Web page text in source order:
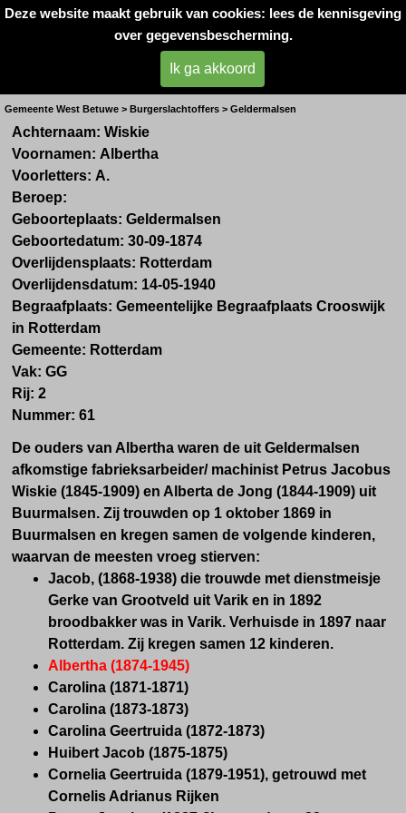
Deze website maakt gebruik van cookies: lees de kennisgeving
over gegevensbescherming.
Ik ga akkoord
Oorlogsslachtoffers
West- Betuwe
Gemeente West Betuwe > Burgerslachtoffers > Geldermalsen
Achternaam: Wiskie
Voornamen: Albertha
Voorletters: A.
Beroep:
Geboorteplaats: Geldermalsen
Geboortedatum: 30-09-1874
Overlijdensplaats: Rotterdam
Overlijdensdatum: 14-05-1940
Begraafplaats: Gemeentelijke Begraafplaats Crooswijk
in Rotterdam
Gemeente: Rotterdam
Vak: GG
Rij: 2
Nummer: 61
De ouders van Albertha waren de uit Geldermalsen
afkomstige fabrieksarbeider/ machinist Petrus Jacobus
Wiskie (1845-1909) en Alberta de Jong (1844-1909) uit
Buurmalsen. Zij trouwden op 1 oktober 1869 in
Buurmalsen en kregen samen de volgende kinderen,
waarvan de meesten vroeg stierven:
Jacob, (1868-1938) die trouwde met dienstmeisje
Gerke van Grootveld uit Varik en in 1892
broodbakker was in Varik. Verhuisde in 1897 naar
Rotterdam. Zij kregen samen 12 kinderen.
Albertha (1874-1945)
Carolina (1871-1871)
Carolina (1873-1873)
Carolina Geertruida (1872-1873)
Huibert Jacob (1875-1875)
Cornelia Geertruida (1879-1951), getrouwd met
Cornelis Adrianus Rijken